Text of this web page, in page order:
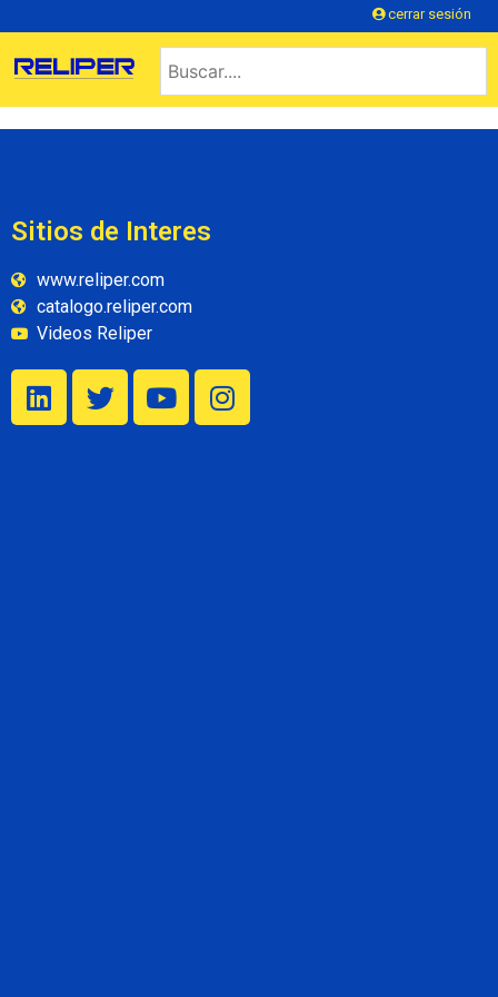
cerrar sesión
Sitios de Interes
www.reliper.com
catalogo.reliper.com
Videos Reliper